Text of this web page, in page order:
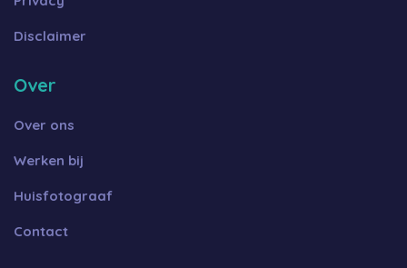
Disclaimer
Over
Over ons
Werken bij
Huisfotograaf
Contact